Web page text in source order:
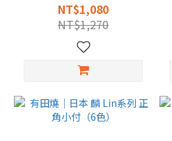
NT$1,080
NT$1,270